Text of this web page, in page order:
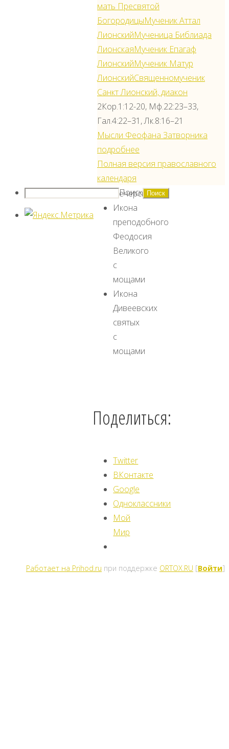
мощами
Икона
святителя
Иннокентия
Херсонского
с
мощами
Ковчег
с
мощами
преподобных
отцов
Киево-
Печерских
Икона
преподобного
Феодосия
Великого
с
мощами
Икона
Дивеевских
святых
с
мощами
Поделиться:
Twitter
ВКонтакте
Google
Одноклассники
Мой
Мир
мать Пресвятой
БогородицыМученик Аттал
ЛионскийМученица Библиада
ЛионскаяМученик Епагаф
ЛионскийМученик Матур
ЛионскийСвященномученик
Санкт Лионский, диакон
2Кор.1:12-20, Мф.22:23–33,
Гал.4:22–31, Лк.8:16–21
Мысли Феофана Затворника
подробнее
Полная версия православного
календаря
Работает на Prihod.ru при поддержке ORTOX.RU [Войти]
Поиск